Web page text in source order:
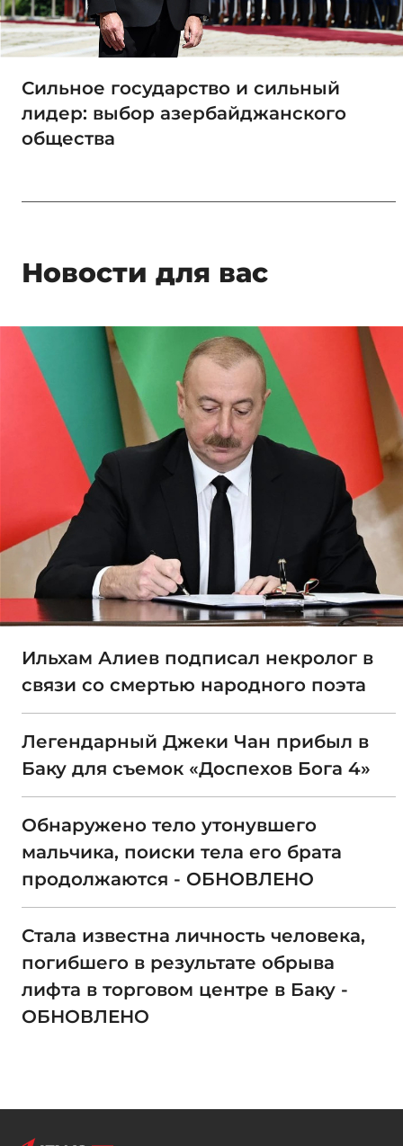
Сильное государство и сильный
лидер: выбор азербайджанского
общества
Новости для вас
Ильхам Алиев подписал некролог в
связи со смертью народного поэта
Легендарный Джеки Чан прибыл в
Баку для съемок «Доспехов Бога 4»
Обнаружено тело утонувшего
мальчика, поиски тела его брата
продолжаются - ОБНОВЛЕНО
Стала известна личность человека,
погибшего в результате обрыва
лифта в торговом центре в Баку -
ОБНОВЛЕНО